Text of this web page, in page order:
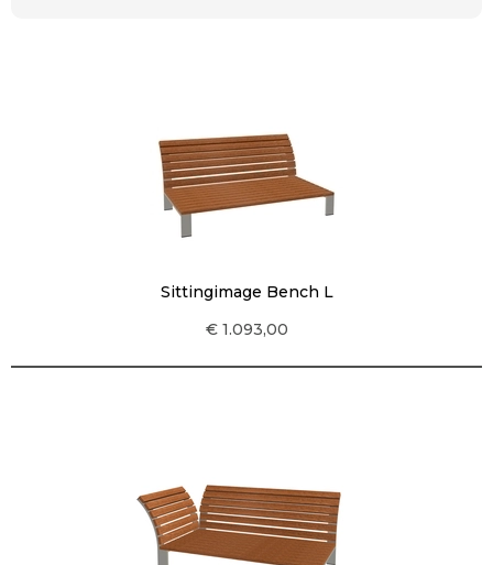
Sittingimage Bench L
€ 1.093,00